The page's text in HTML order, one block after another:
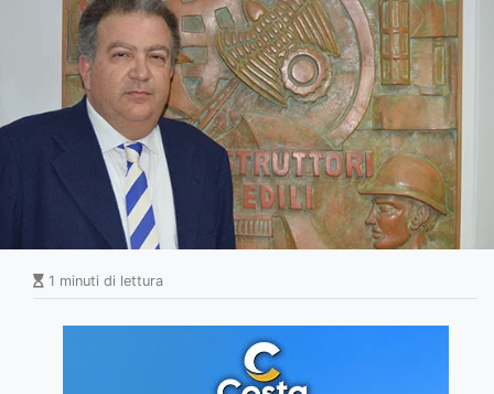
1 minuti di lettura